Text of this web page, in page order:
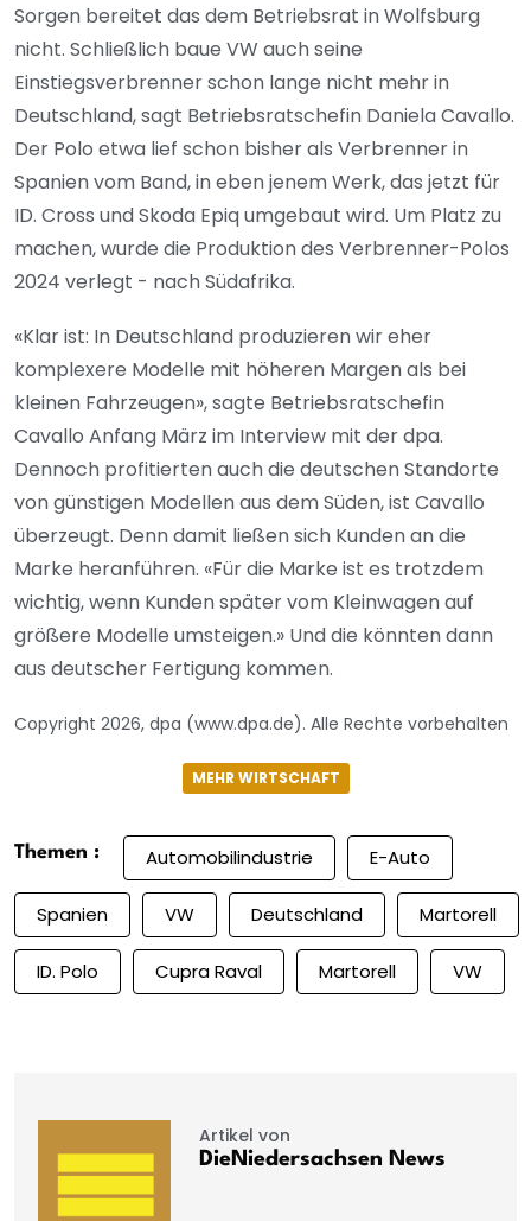
Sorgen bereitet das dem Betriebsrat in Wolfsburg
nicht. Schließlich baue VW auch seine
Einstiegsverbrenner schon lange nicht mehr in
Deutschland, sagt Betriebsratschefin Daniela Cavallo.
Der Polo etwa lief schon bisher als Verbrenner in
Spanien vom Band, in eben jenem Werk, das jetzt für
ID. Cross und Skoda Epiq umgebaut wird. Um Platz zu
machen, wurde die Produktion des Verbrenner-Polos
2024 verlegt - nach Südafrika.
«Klar ist: In Deutschland produzieren wir eher
komplexere Modelle mit höheren Margen als bei
kleinen Fahrzeugen», sagte Betriebsratschefin
Cavallo Anfang März im Interview mit der dpa.
Dennoch profitierten auch die deutschen Standorte
von günstigen Modellen aus dem Süden, ist Cavallo
überzeugt. Denn damit ließen sich Kunden an die
Marke heranführen. «Für die Marke ist es trotzdem
wichtig, wenn Kunden später vom Kleinwagen auf
größere Modelle umsteigen.» Und die könnten dann
aus deutscher Fertigung kommen.
Copyright 2026, dpa (www.dpa.de). Alle Rechte vorbehalten
MEHR WIRTSCHAFT
Themen : Automobilindustrie E-Auto
Spanien VW Deutschland Martorell
ID. Polo Cupra Raval Martorell VW
Artikel von
DieNiedersachsen News